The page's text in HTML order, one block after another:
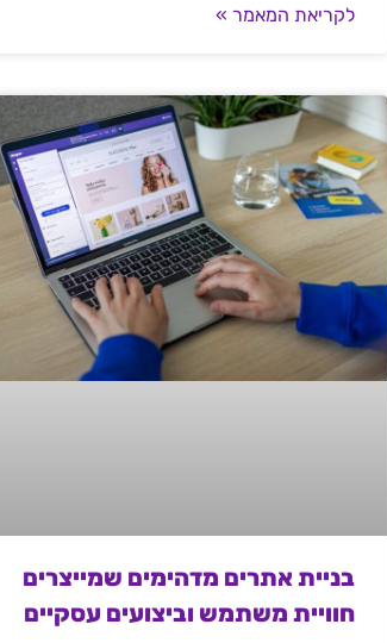
לקריאת המאמר »
בניית אתרים מדהימים שמייצרים
חוויית משתמש וביצועים עסקיים